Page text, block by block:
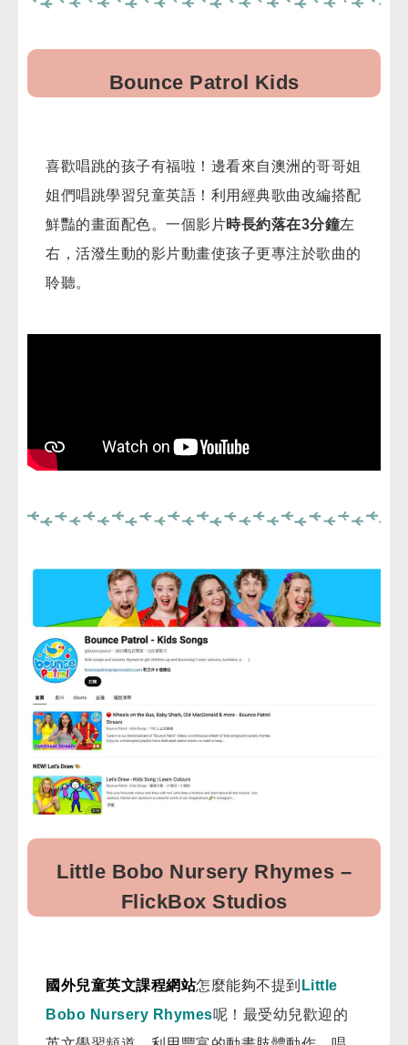
Bounce Patrol Kids
喜歡唱跳的孩子有福啦！邊看來自澳洲的哥哥姐
姐們唱跳學習兒童英語！利用經典歌曲改編搭配
鮮豔的畫面配色。一個影片時長約落在3分鐘左
右，活潑生動的影片動畫使孩子更專注於歌曲的
聆聽。
Little Bobo Nursery Rhymes –
FlickBox Studios
國外兒童英文課程網站怎麼能夠不提到 Little
Bobo Nursery Rhymes呢！最受幼兒歡迎的